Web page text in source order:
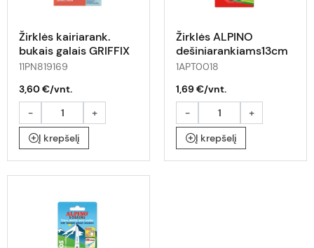
Žirklės kairiarank.
bukais galais GRIFFIX
14cm mėta-tamsiai
11PN819169
3,60 €/vnt.
-
+
Į krepšelį
Žirklės ALPINO
dešiniarankiams13cm
blis
1APT0018
1,69 €/vnt.
-
+
Į krepšelį